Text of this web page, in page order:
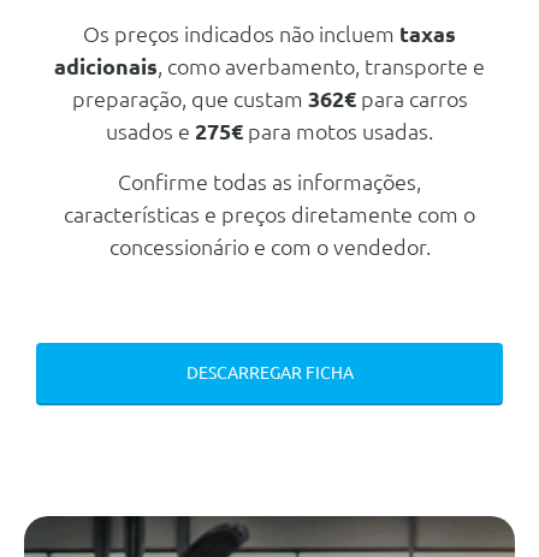
Espelhos Retrovisores Exteriores
Retracteis Electricamente
Espelhos Retrovisores Exteriores
Com Regulacao E
Desembaciadores Eletricos
Decoraçao De Aluminio E
Versoes Dsg)
Fecho Central
Telecomando Por Radio-
Comando Escamoteaveis
Vidros Electricos Dianteiros
Os preços indicados não incluem taxas
adicionais , como averbamento, transporte e
preparação, que custam 362€para carros
usados e 275€ para motos usadas.
Confirme todas as informações,
características e preços diretamente com o
concessionário e com o vendedor.
DESCARREGAR FICHA